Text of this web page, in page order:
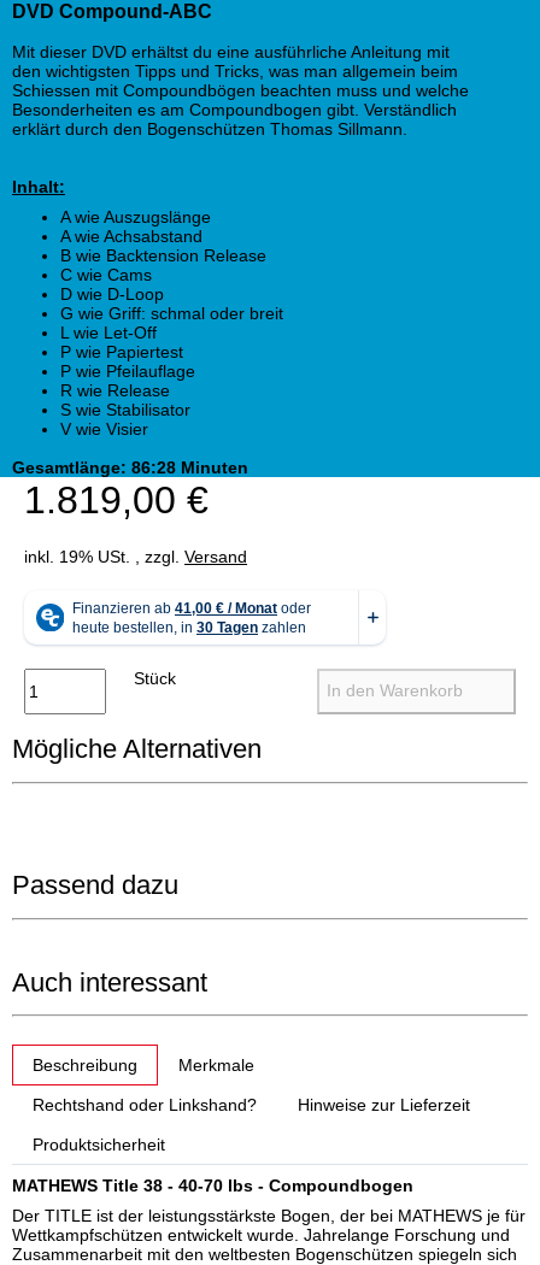
DVD Compound-ABC
Mit dieser DVD erhältst du eine ausführliche Anleitung mit
den wichtigsten Tipps und Tricks, was man allgemein beim
Schiessen mit Compoundbögen beachten muss und welche
Besonderheiten es am Compoundbogen gibt. Verständlich
erklärt durch den Bogenschützen Thomas Sillmann.
Inhalt:
A wie Auszugslänge
A wie Achsabstand
B wie Backtension Release
C wie Cams
D wie D-Loop
G wie Griff: schmal oder breit
L wie Let-Off
P wie Papiertest
P wie Pfeilauflage
R wie Release
S wie Stabilisator
V wie Visier
Gesamtlänge: 86:28 Minuten
1.819,00 €
inkl. 19% USt. , zzgl. Versand
Stück
In den Warenkorb
Mögliche Alternativen
Passend dazu
Auch interessant
Beschreibung Merkmale
Rechtshand oder Linkshand? Hinweise zur Lieferzeit
Produktsicherheit
MATHEWS Title 38 - 40-70 lbs - Compoundbogen
Der TITLE ist der leistungsstärkste Bogen, der bei MATHEWS je für
Wettkampfschützen entwickelt wurde. Jahrelange Forschung und
Zusammenarbeit mit den weltbesten Bogenschützen spiegeln sich